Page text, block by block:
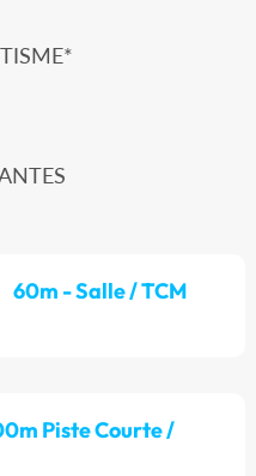
60m - Salle / TCM
Piste Courte /